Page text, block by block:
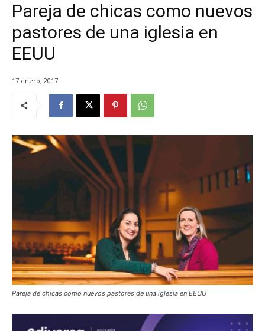
Pareja de chicas como nuevos
pastores de una iglesia en
EEUU
17 enero, 2017
Pareja de chicas como nuevos pastores de una iglesia en EEUU